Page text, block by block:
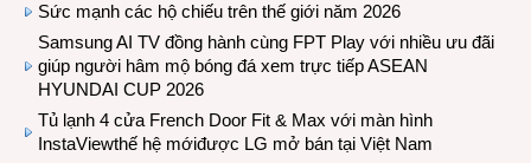
Sức mạnh các hộ chiếu trên thế giới năm 2026
Samsung AI TV đồng hành cùng FPT Play với nhiều ưu đãi
giúp người hâm mộ bóng đá xem trực tiếp ASEAN
HYUNDAI CUP 2026
Tủ lạnh 4 cửa French Door Fit & Max với màn hình
InstaViewthế hệ mớiđược LG mở bán tại Việt Nam